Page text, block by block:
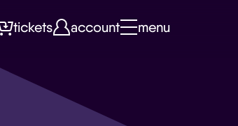
tickets account menu